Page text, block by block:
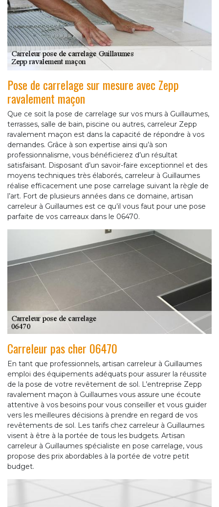
Pose de carrelage sur mesure avec Zepp
ravalement maçon
Que ce soit la pose de carrelage sur vos murs à Guillaumes,
terrasses, salle de bain, piscine ou autres, carreleur Zepp
ravalement maçon est dans la capacité de répondre à vos
demandes. Grâce à son expertise ainsi qu’à son
professionnalisme, vous bénéficierez d’un résultat
satisfaisant. Disposant d’un savoir-faire exceptionnel et des
moyens techniques très élaborés, carreleur à Guillaumes
réalise efficacement une pose carrelage suivant la règle de
l’art. Fort de plusieurs années dans ce domaine, artisan
carreleur à Guillaumes est ce qu’il vous faut pour une pose
parfaite de vos carreaux dans le 06470.
Carreleur pas cher 06470
En tant que professionnels, artisan carreleur à Guillaumes
emploi des équipements adéquats pour assurer la réussite
de la pose de votre revêtement de sol. L’entreprise Zepp
ravalement maçon à Guillaumes vous assure une écoute
attentive à vos besoins pour vous conseiller et vous guider
vers les meilleures décisions à prendre en regard de vos
revêtements de sol. Les tarifs chez carreleur à Guillaumes
visent à être à la portée de tous les budgets. Artisan
carreleur à Guillaumes spécialiste en pose carrelage, vous
propose des prix abordables à la portée de votre petit
budget.